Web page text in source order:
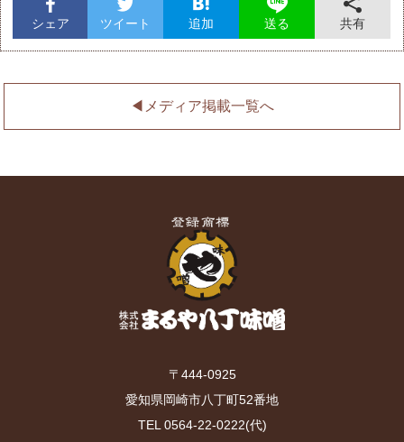
シェア ツイート 追加 送る 共有
◀︎メディア掲載一覧へ
〒444-0925
愛知県岡崎市八丁町52番地
TEL 0564-22-0222(代)